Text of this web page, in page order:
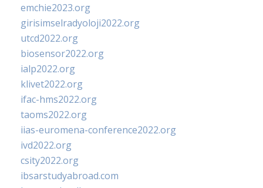
emchie2023.org
girisimselradyoloji2022.org
utcd2022.org
biosensor2022.org
ialp2022.org
klivet2022.org
ifac-hms2022.org
taoms2022.org
iias-euromena-conference2022.org
ivd2022.org
csity2022.org
ibsarstudyabroad.com